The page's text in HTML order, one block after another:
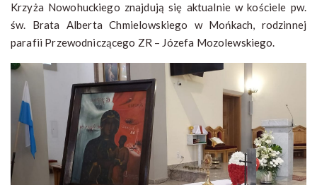
Krzyża Nowohuckiego znajdują się aktualnie w kościele pw.
św. Brata Alberta Chmielowskiego w Mońkach, rodzinnej
parafii Przewodniczącego ZR – Józefa Mozolewskiego.